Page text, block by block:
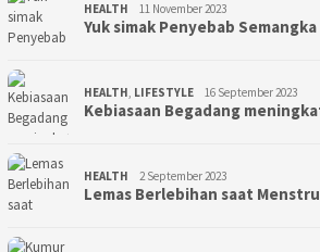
HEALTH 11 November 2023
Yuk simak Penyebab
HEALTH, LIFESTYLE 16 September 2023
Kebiasaan Begadang
HEALTH 2 September 2023
Lemas Berlebihan saat